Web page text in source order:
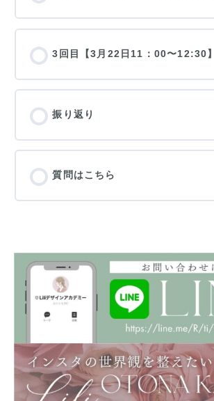
3回目【3月22日11：00〜12:30】
振り返り
質問はこちら